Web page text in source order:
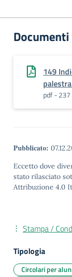
Documenti
149
pdf - 237
Pubblicato:
Eccetto dove
stato rilasciato
Attribuzione 4.0
Stampa /
Tipologia
Circolari per